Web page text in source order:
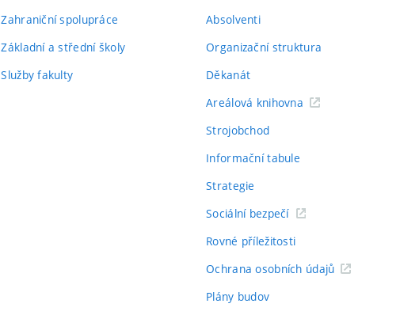
Zahraniční spolupráce
Základní a střední školy
Služby fakulty
Absolventi
Organizační struktura
Děkanát
Areálová knihovna
Strojobchod
Informační tabule
Strategie
Sociální bezpečí
Rovné příležitosti
Ochrana osobních údajů
Plány budov